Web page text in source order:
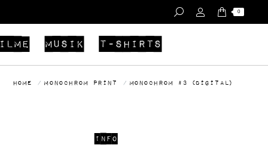
0
Musik T-Shirts
You are here:
Home Monochrom Print monochrom #3 (Digital)
INFO